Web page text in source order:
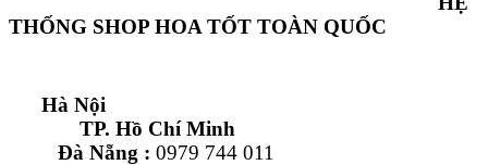
THỐNG SHOP HOA TỐT TOÀN QUỐC
Hà Nội
TP. Hồ Chí Minh
Đà Nẵng : 0979 744 011